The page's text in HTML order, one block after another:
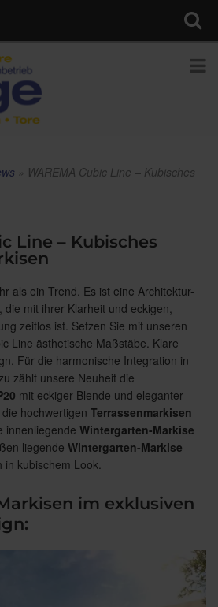
» WAREMA Cubic Line – Kubisches
Line – Kubisches
als ein Trend. Es ist eine Architektur-
mit ihrer Klarheit und eckigen,
zeitlos ist. Setzen Sie mit unseren
Line ästhetische Maßstäbe. Klare
Für die harmonische Integration in
zählt unsere Neuheit die
mit eckiger Blende und eleganter
hochwertigen Terrassenmarkisen
innenliegende Wintergarten-Markise
liegende Wintergarten-Markise
in kubischem Look.
im exklusiven